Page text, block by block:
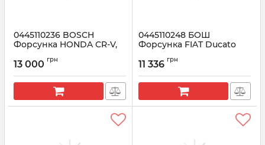
0445110236 BOSCH
Форсунка HONDA CR-V,
DTEC
Артикул: 0445110236
13 000 грн
0445110248 БОШ
Форсунка FIAT Ducato
Артикул: 0445110248
11 336 грн